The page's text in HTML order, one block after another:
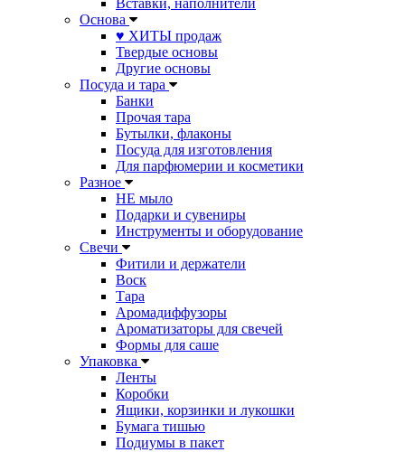
Вставки, наполнители
Основа
♥ ХИТЫ продаж
Твердые основы
Другие основы
Посуда и тара
Банки
Прочая тара
Бутылки, флаконы
Посуда для изготовления
Для парфюмерии и косметики
Разное
НЕ мыло
Подарки и сувениры
Инструменты и оборудование
Свечи
Фитили и держатели
Воск
Тара
Аромадиффузоры
Ароматизаторы для свечей
Формы для саше
Упаковка
Ленты
Коробки
Ящики, корзинки и лукошки
Бумага тишью
Подиумы в пакет